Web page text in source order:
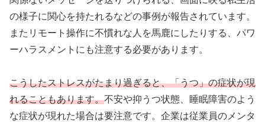
の様子に関心を持たれるなどの事例が報告されています。
またリモート操作に不慣れな人を馬鹿にしたりする、パワ
ーハラスメントにも注意する必要があります。
こうしたストレスがたまり過ぎると、「うつ」の症状が現
れることもあります。不安や抑うつ状態、睡眠障害のよう
な症状が現れた場合は要注意です。企業は従業員のメンタ